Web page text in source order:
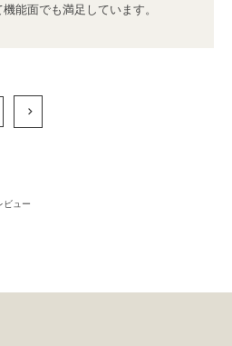
能面でも満足しています。
ビュー